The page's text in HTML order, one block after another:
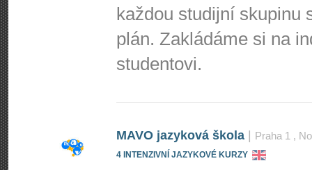
každou studijní skupinu
plán. Zakládáme si na
studentovi.
MAVO jazyková škola Praha 1 ,
4 INTENZIVNÍ JAZYKOVÉ KURZY